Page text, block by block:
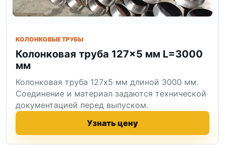
КОЛОНКОВЫЕ ТРУБЫ
Колонковая труба 127×5 мм L=3000
мм
Колонковая труба 127x5 мм длиной 3000 мм.
Соединение и материал задаются технической
документацией перед выпуском.
Узнать цену